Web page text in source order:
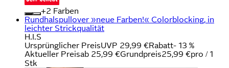
+
Farben
Rundhalspullover »neue Farben!« Colorblocking, in
leichter Strickqualität
H.I.S
Ursprünglicher PreisUVP 29,99 €Rabatt- 13 %
Aktueller Preisab 25,99 €Grundpreis25,99 €pro / 1
Stk